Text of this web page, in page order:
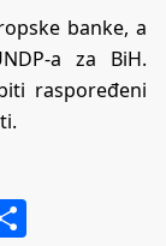
banke, a
a za BiH.
raspoređeni